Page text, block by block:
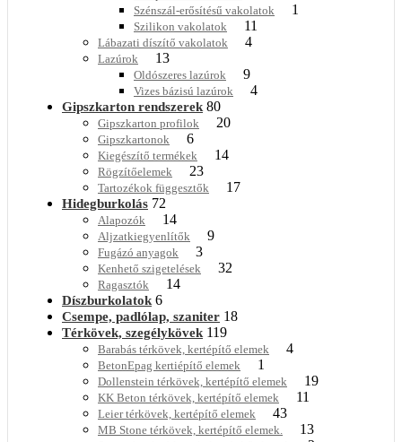
Szénszál-erősítésű vakolatok 1
Szilikon vakolatok 11
Lábazati díszítő vakolatok 4
Lazúrok 13
Oldószeres lazúrok 9
Vizes bázisú lazúrok 4
Gipszkarton rendszerek 80
Gipszkarton profilok 20
Gipszkartonok 6
Kiegészítő termékek 14
Rögzítőelemek 23
Tartozékok függesztők 17
Hidegburkolás 72
Alapozók 14
Aljzatkiegyenlítők 9
Fugázó anyagok 3
Kenhető szigetelések 32
Ragasztók 14
Díszburkolatok 6
Csempe, padlólap, szaniter 18
Térkövek, szegélykövek 119
Barabás térkövek, kertépítő elemek 4
BetonEpag kertiépítő elemek 1
Dollenstein térkövek, kertépítő elemek 19
KK Beton térkövek, kertépítő elemek 11
Leier térkövek, kertépítő elemek 43
MB Stone térkövek, kertépítő elemek. 13